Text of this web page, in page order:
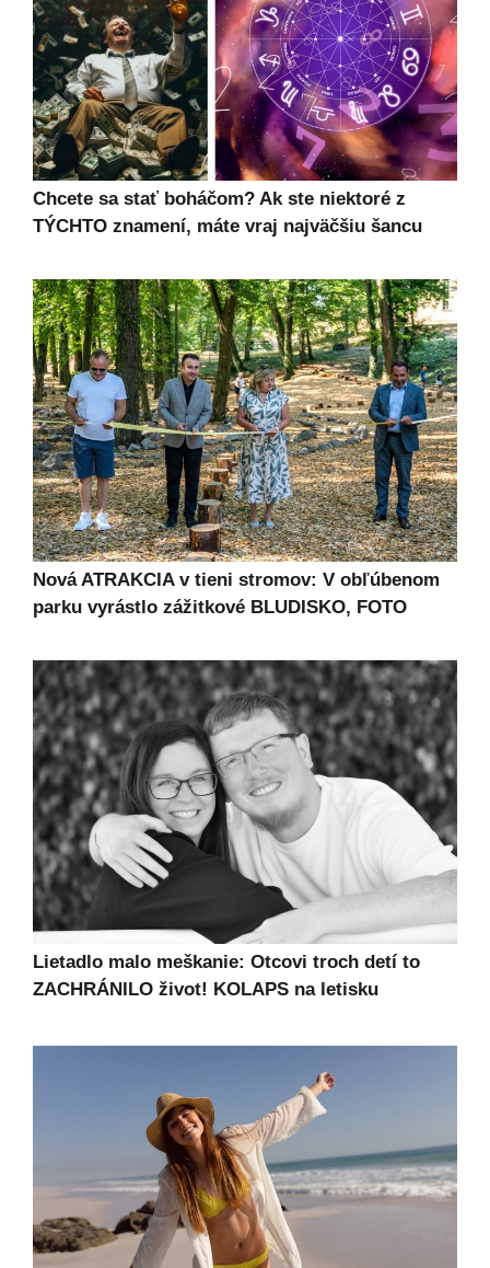
Chcete sa stať boháčom? Ak ste niektoré z
TÝCHTO znamení, máte vraj najväčšiu šancu
Nová ATRAKCIA v tieni stromov: V obľúbenom
parku vyrástlo zážitkové BLUDISKO, FOTO
Lietadlo malo meškanie: Otcovi troch detí to
ZACHRÁNILO život! KOLAPS na letisku